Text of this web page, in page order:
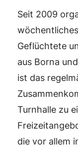
Seit 2009
Geflüchtete
aus Borna
ist das
Turnhalle zu
die vor allem